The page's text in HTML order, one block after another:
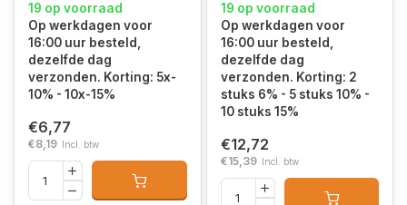
19 op voorraad
Op werkdagen voor
16:00 uur besteld,
dezelfde dag
verzonden. Korting: 5x-
10% - 10x-15%
€6,77
€8,19 Incl. btw
19 op voorraad
Op werkdagen voor
16:00 uur besteld,
dezelfde dag
verzonden. Korting: 2
stuks 6% - 5 stuks 10% -
10 stuks 15%
€12,72
€15,39 Incl. btw